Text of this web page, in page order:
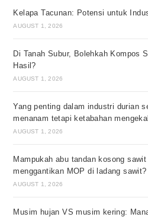
Kelapa Tacunan: Potensi untuk
AUGUST 1, 2026
Di Tanah Subur, Bolehkah Kompos
Hasil?
AUGUST 1, 2026
Yang penting dalam industri durian
menanam tetapi ketabahan
AUGUST 1, 2026
Mampukah abu tandan kosong
menggantikan MOP di ladang sawit?
AUGUST 1, 2026
Musim hujan VS musim kering: